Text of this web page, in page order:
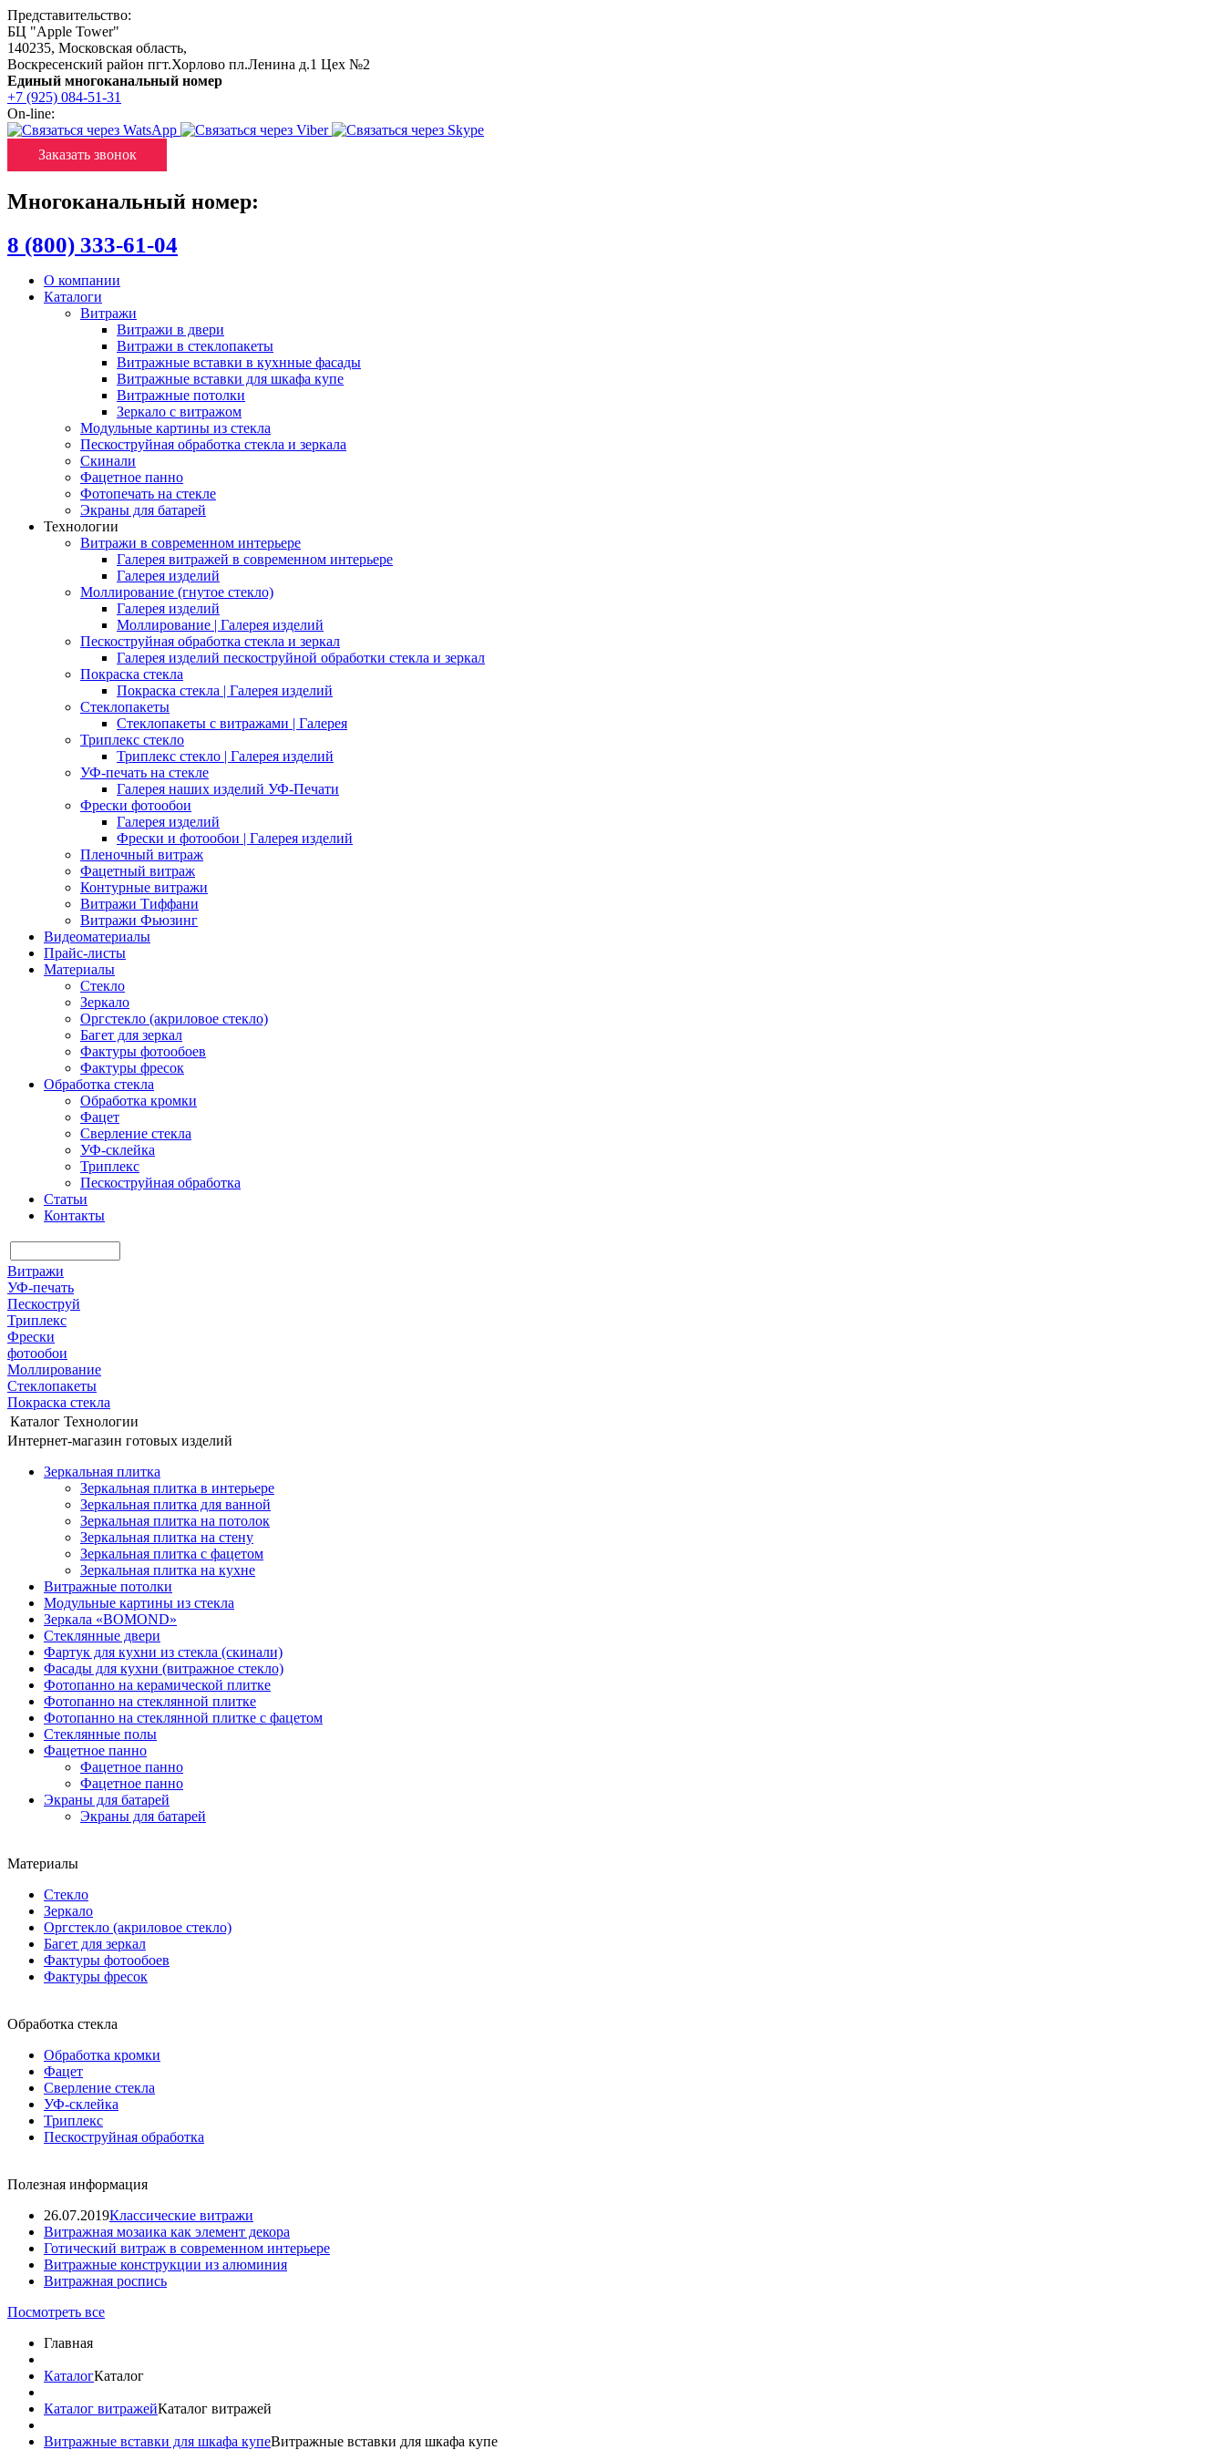
Представительство:
БЦ "Apple Tower"
140235, Московская область,
Воскресенский район пгт.Хорлово пл.Ленина д.1 Цех №2
Единый многоканальный номер
+7 (925) 084-51-31
On-line:
Заказать звонок
Многоканальный номер:
8 (800) 333-61-04
О компании
Каталоги
Витражи
Витражи в двери
Витражи в стеклопакеты
Витражные вставки в кухнные фасады
Витражные вставки для шкафа купе
Витражные потолки
Зеркало с витражом
Модульные картины из стекла
Пескоструйная обработка стекла и зеркала
Скинали
Фацетное панно
Фотопечать на стекле
Экраны для батарей
Технологии
Витражи в современном интерьере
Галерея витражей в современном интерьере
Галерея изделий
Моллирование (гнутое стекло)
Галерея изделий
Моллирование | Галерея изделий
Пескоструйная обработка стекла и зеркал
Галерея изделий пескоструйной обработки стекла и зеркал
Покраска стекла
Покраска стекла | Галерея изделий
Стеклопакеты
Стеклопакеты с витражами | Галерея
Триплекс стекло
Триплекс стекло | Галерея изделий
УФ-печать на стекле
Галерея наших изделий УФ-Печати
Фрески фотообои
Галерея изделий
Фрески и фотообои | Галерея изделий
Пленочный витраж
Фацетный витраж
Контурные витражи
Витражи Тиффани
Витражи Фьюзинг
Видеоматериалы
Прайс-листы
Материалы
Стекло
Зеркало
Оргстекло (акриловое стекло)
Багет для зеркал
Фактуры фотообоев
Фактуры фресок
Обработка стекла
Обработка кромки
Фацет
Сверление стекла
УФ-склейка
Триплекс
Пескоструйная обработка
Статьи
Контакты
Витражи
УФ-печать
Пескоструй
Триплекс
Фрески
фотообои
Моллирование
Стеклопакеты
Покраска стекла
Каталог Технологии
Интернет-магазин готовых изделий
Зеркальная плитка
Зеркальная плитка в интерьере
Зеркальная плитка для ванной
Зеркальная плитка на потолок
Зеркальная плитка на стену
Зеркальная плитка с фацетом
Зеркальная плитка на кухне
Витражные потолки
Модульные картины из стекла
Зеркала «BOMOND»
Стеклянные двери
Фартук для кухни из стекла (скинали)
Фасады для кухни (витражное стекло)
Фотопанно на керамической плитке
Фотопанно на стеклянной плитке
Фотопанно на стеклянной плитке с фацетом
Стеклянные полы
Фацетное панно
Фацетное панно
Фацетное панно
Экраны для батарей
Экраны для батарей
Материалы
Стекло
Зеркало
Оргстекло (акриловое стекло)
Багет для зеркал
Фактуры фотообоев
Фактуры фресок
Обработка стекла
Обработка кромки
Фацет
Сверление стекла
УФ-склейка
Триплекс
Пескоструйная обработка
Полезная информация
26.07.2019Классические витражи
Витражная мозаика как элемент декора
Готический витраж в современном интерьере
Витражные конструкции из алюминия
Витражная роспись
Посмотреть все
Главная
КаталогКаталог
Каталог витражейКаталог витражей
Витражные вставки для шкафа купеВитражные вставки для шкафа купе